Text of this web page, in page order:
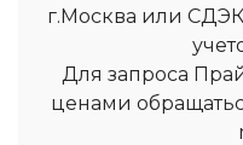
г.Москва или
Для запроса
ценами